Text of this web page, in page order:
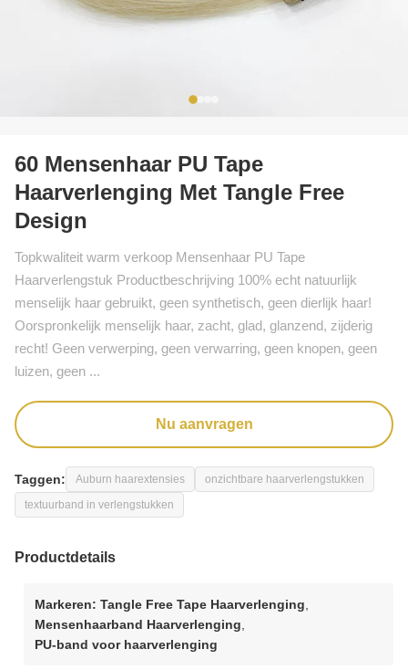
60 Mensenhaar PU Tape
Haarverlenging Met Tangle Free
Design
Topkwaliteit warm verkoop Mensenhaar PU Tape
Haarverlengstuk Productbeschrijving 100% echt natuurlijk
menselijk haar gebruikt, geen synthetisch, geen dierlijk haar!
Oorspronkelijk menselijk haar, zacht, glad, glanzend, zijderig
recht! Geen verwerping, geen verwarring, geen knopen, geen
luizen, geen ...
Nu aanvragen
Taggen: Auburn haarextensies
onzichtbare haarverlengstukken
textuurband in verlengstukken
Productdetails
Markeren: Tangle Free Tape Haarverlenging
Mensenhaarband Haarverlenging
PU-band voor haarverlenging